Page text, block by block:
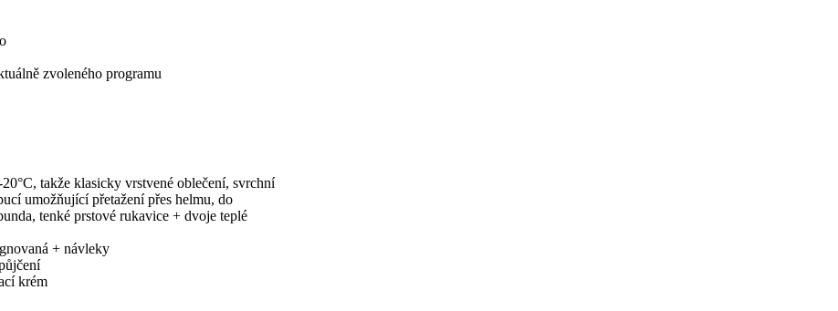
zvoleného programu
takže klasicky vrstvené oblečení, svrchní
umožňující přetažení přes helmu, do
tenké prstové rukavice + dvoje teplé
+ návleky
krém